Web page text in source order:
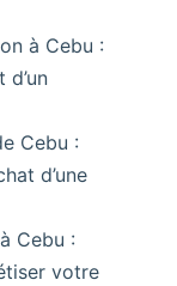
à Cebu :
Cebu :
d’une
Cebu :
votre